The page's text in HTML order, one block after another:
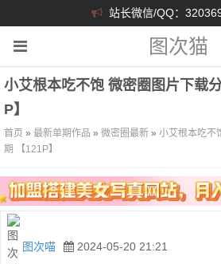
站长微信/QQ：
图次猫
小艾根本吃不饱 微密圈图片下载
P】
首页 » 最新单期作品 » 微密圈最新 » 小艾根本吃不
期 【121P】
图次喵 2024-05-20 21:21